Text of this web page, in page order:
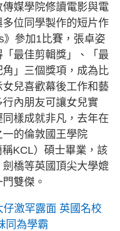
媒學院修讀電影與電
位同學製作的短片作
》參加1比賽，張卓姿
最佳剪輯獎」、「最
」三個獎項，成為比
兒喜歡幕後工作和藝
內朋友可讓女兒實
樣成就非凡，去年在
的倫敦國王學院
稱KCL）碩士畢業，該
橋等英國頂尖大學媲
雙傑。
激罕露面 英國名校
同為學霸